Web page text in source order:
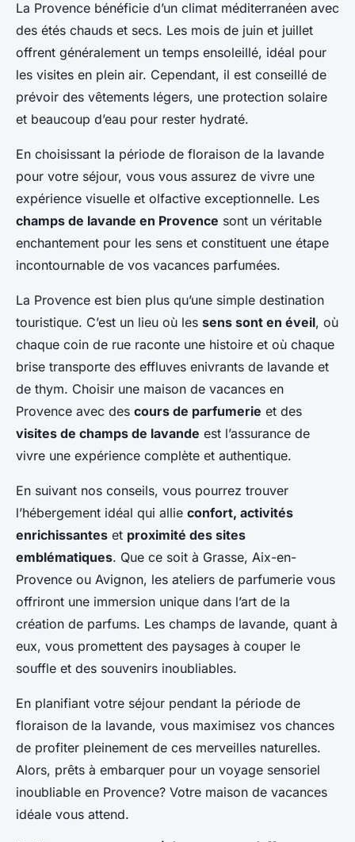
La Provence bénéficie d’un climat méditerranéen avec
des étés chauds et secs. Les mois de juin et juillet
offrent généralement un temps ensoleillé, idéal pour
les visites en plein air. Cependant, il est conseillé de
prévoir des vêtements légers, une protection solaire
et beaucoup d’eau pour rester hydraté.
En choisissant la période de floraison de la lavande
pour votre séjour, vous vous assurez de vivre une
expérience visuelle et olfactive exceptionnelle. Les
champs de lavande en Provence sont un véritable
enchantement pour les sens et constituent une étape
incontournable de vos vacances parfumées.
La Provence est bien plus qu’une simple destination
touristique. C’est un lieu où les sens sont en éveil, où
chaque coin de rue raconte une histoire et où chaque
brise transporte des effluves enivrants de lavande et
de thym. Choisir une maison de vacances en
Provence avec des cours de parfumerie et des
visites de champs de lavande est l’assurance de
vivre une expérience complète et authentique.
En suivant nos conseils, vous pourrez trouver
l’hébergement idéal qui allie confort, activités
enrichissantes et proximité des sites
emblématiques. Que ce soit à Grasse, Aix-en-
Provence ou Avignon, les ateliers de parfumerie vous
offriront une immersion unique dans l’art de la
création de parfums. Les champs de lavande, quant à
eux, vous promettent des paysages à couper le
souffle et des souvenirs inoubliables.
En planifiant votre séjour pendant la période de
floraison de la lavande, vous maximisez vos chances
de profiter pleinement de ces merveilles naturelles.
Alors, prêts à embarquer pour un voyage sensoriel
inoubliable en Provence? Votre maison de vacances
idéale vous attend.